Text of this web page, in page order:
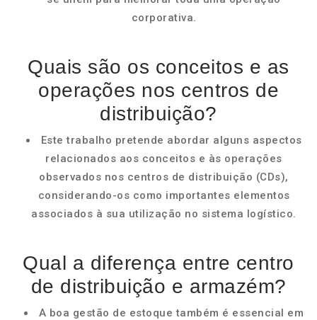
corporativa.
Quais são os conceitos e as
operações nos centros de
distribuição?
Este trabalho pretende abordar alguns aspectos
relacionados aos conceitos e às operações
observados nos centros de distribuição (CDs),
considerando-os como importantes elementos
associados à sua utilização no sistema logístico.
Qual a diferença entre centro
de distribuição e armazém?
A boa gestão de estoque também é essencial em